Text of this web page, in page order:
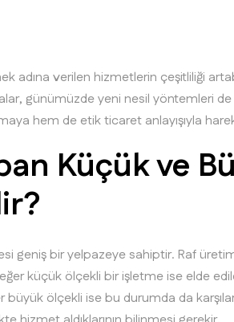
adına verilen hizmetlerin çeşitliliği
günümüzde yeni nesil yöntemleri
hem de etik ticaret anlayışıyla
Küçük ve
geniş bir yelpazeye sahiptir. Raf
küçük ölçekli bir işletme ise elde
ölçekli ise bu durumda da